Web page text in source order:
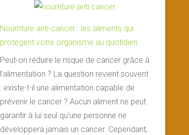
Nourriture anti-cancer : les aliments qui
protègent votre organisme au quotidien
Peut-on réduire le risque de cancer grâce à
l’alimentation ? La question revient souvent
: existe-t-il une alimentation capable de
prévenir le cancer ? Aucun aliment ne peut
garantir à lui seul qu’une personne ne
développera jamais un cancer. Cependant,